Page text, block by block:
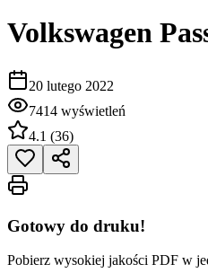
Volkswagen
20 lutego 2022
7414 wyświetleń
4.1 (36)
Gotowy do druku!
Pobierz wysokiej jakości PDF w